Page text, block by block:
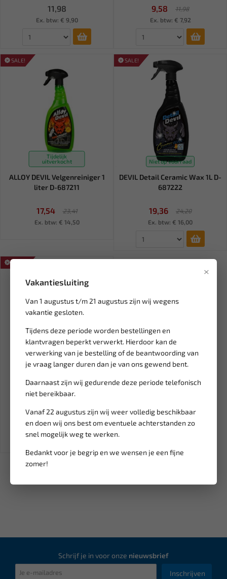
×
Vakantiesluiting
Van 1 augustus t/m 21 augustus zijn wij wegens
vakantie gesloten.
Tijdens deze periode worden bestellingen en
klantvragen beperkt verwerkt. Hierdoor kan de
verwerking van je bestelling of de beantwoording van
je vraag langer duren dan je van ons gewend bent.
Daarnaast zijn wij gedurende deze periode telefonisch
niet bereikbaar.
Vanaf 22 augustus zijn wij weer volledig beschikbaar
en doen wij ons best om eventuele achterstanden zo
snel mogelijk weg te werken.
Bedankt voor je begrip en we wensen je een fijne
zomer!
11,98
Ex. btw: € 9,90
9,58
11,98
Ex. btw: € 7,92
SALE!
Tijdelijk
uitverkocht
ALLOY DEVIL Velgenreiniger 1
liter D-687211
17,54
23,41
Ex. btw: € 14,50
SALE!
Niet op voorraad
DEVIL Detail Ceramic Wax 1L D-
687222
19,36
24,20
Ex. btw: € 16,00
SALE!
Leverbaar
ALLOY DEVIL Promopakket
glasreiniger / interieurre...
39,95
42,35
Ex. btw: € 33,02
Schrijf je in voor onze nieuwsbrief
Inschrijven